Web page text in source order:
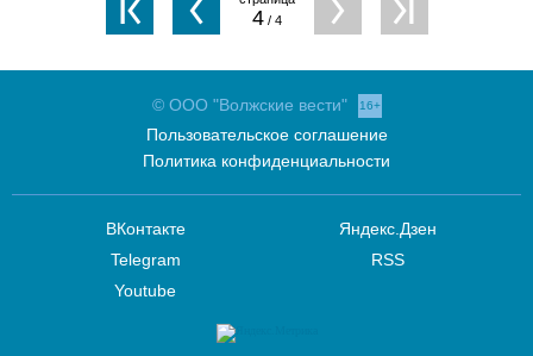
4/ 4
© ООО "Волжские вести" 16+
Пользовательское соглашение
Политика конфиденциальности
ВКонтакте
Telegram
Youtube
Яндекс.Дзен
RSS